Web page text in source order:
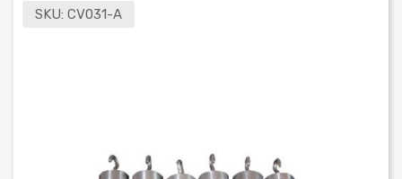
SKU: CV031-A